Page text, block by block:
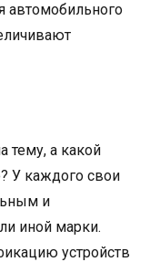
автомобильного
тему, а какой
У каждого свои
и
иной марки.
устройств